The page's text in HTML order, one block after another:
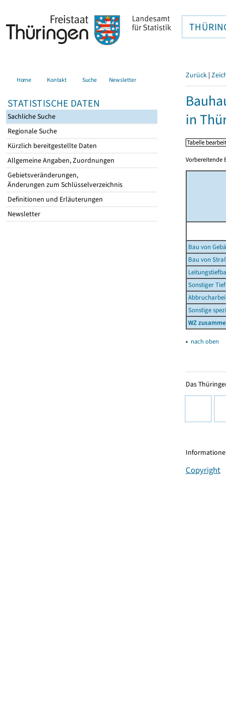
Home Kontakt Suche Newsletter
STATISTISCHE DATEN
Sachliche Suche
Regionale Suche
Kürzlich bereitgestellte Daten
Allgemeine Angaben, Zuordnungen
Gebietsveränderungen,
Änderungen zum Schlüsselverzeichnis
Definitionen und Erläuterungen
Newsletter
Zurück |
in
Vorbereitende
Bau von
Bau von
Sonstiger
Sonstige
WZ
▴ nach oben
Das
Copyright